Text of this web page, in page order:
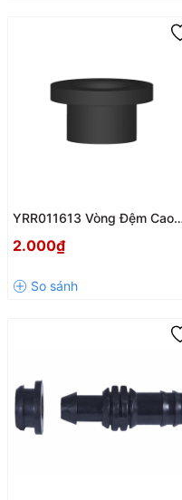
YRR011613 Vòng Đệm Cao
16x13mm
2.000₫